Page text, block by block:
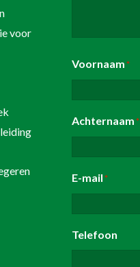
voor
Voornaam*
Achternaam*
E-mail*
Telefoon